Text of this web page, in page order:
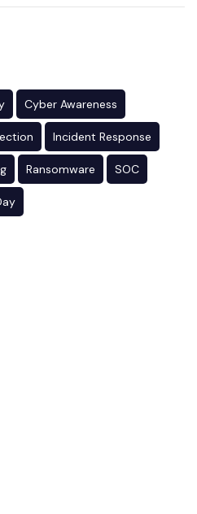
Cyber Awareness
Incident Response
Ransomware SOC